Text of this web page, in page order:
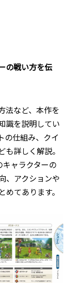
の戦い方を伝
法など、本作を
識を説明してい
の仕組み、クイ
詳しく解説。
ャラクターの
、アクションや
てあります。